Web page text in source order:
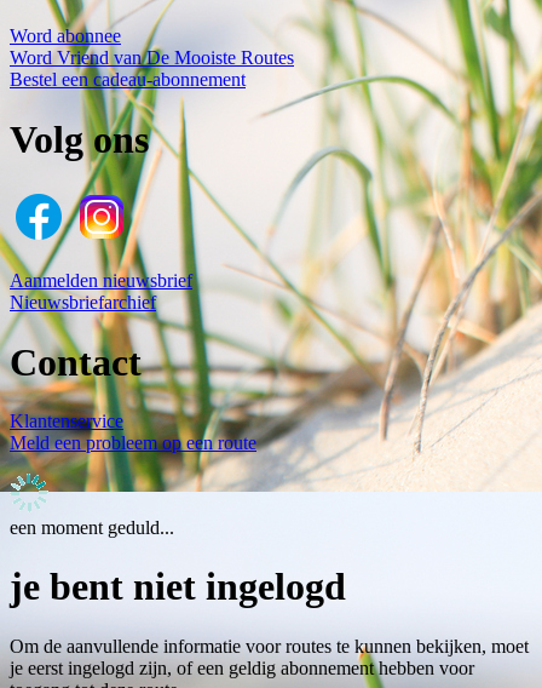
Word abonnee
Word Vriend van De Mooiste Routes
Bestel een cadeau-abonnement
Volg ons
Aanmelden nieuwsbrief
Nieuwsbriefarchief
Contact
Klantenservice
Meld een probleem op een route
een moment geduld...
je bent niet ingelogd
Om de aanvullende informatie voor routes te kunnen bekijken, moet
je eerst ingelogd zijn, of een geldig abonnement hebben voor